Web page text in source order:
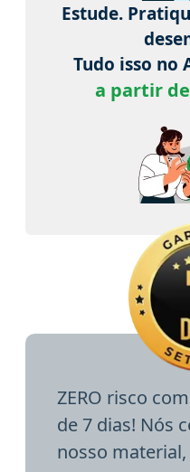
Estude.
Tudo isso no
a partir de
ZERO risco
de 7 dias! Nós
nosso